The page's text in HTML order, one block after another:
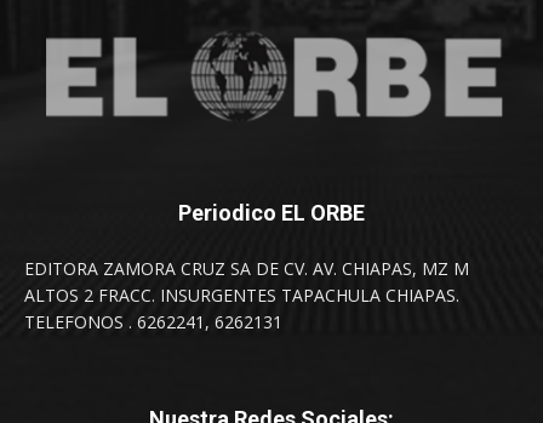
Periodico EL ORBE
EDITORA ZAMORA CRUZ SA DE CV. AV. CHIAPAS, MZ M
ALTOS 2 FRACC. INSURGENTES TAPACHULA CHIAPAS.
TELEFONOS . 6262241, 6262131